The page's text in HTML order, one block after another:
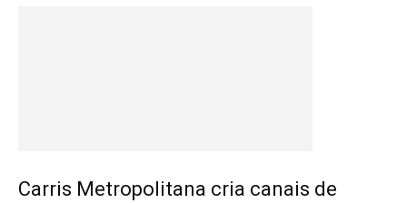
Carris Metropolitana cria canais de